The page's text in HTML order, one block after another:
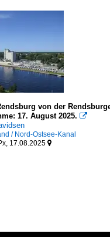
von der
17. August 2025. 
/ Nord-Ostsee-Kanal
17.08.2025 